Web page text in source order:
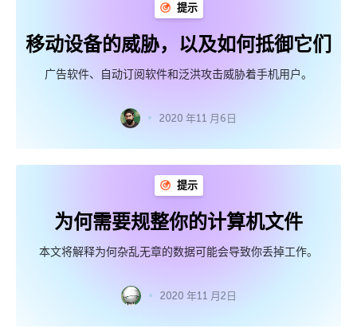
提示
移动设备的威胁，以及如何抵御它们
广告软件、自动订阅软件和泛洪攻击威胁着手机用户。
2020 年11 月6日
提示
为何需要规整你的计算机文件
本文将解释为何杂乱无章的数据可能会导致你丢掉工作。
2020 年11 月2日